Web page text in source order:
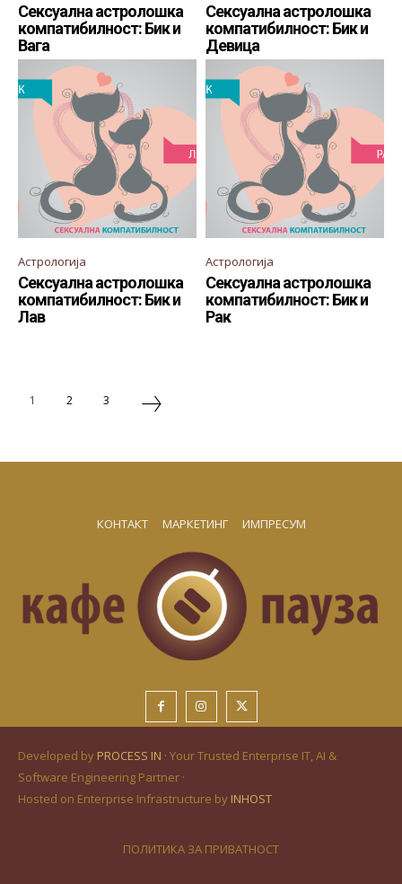
Сексуална астролошка
компатибилност: Бик и
Вага
Сексуална астролошка
компатибилност: Бик и
Девица
Астрологија
Сексуална астролошка
компатибилност: Бик и
Лав
Астрологија
Сексуална астролошка
компатибилност: Бик и
Рак
1 2 3
КОНТАКТ МАРКЕТИНГ ИМПРЕСУМ
Developed by PROCESS IN · Your Trusted Enterprise IT, AI &
Software Engineering Partner ·
Hosted on Enterprise Infrastructure by INHOST
ПОЛИТИКА ЗА ПРИВАТНОСТ